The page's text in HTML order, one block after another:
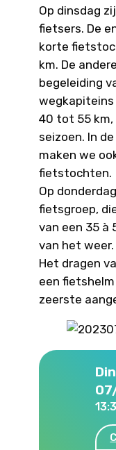
Op dinsdag
fietsers. De
korte
km. De
begeleiding
40 tot 55
seizoen. In
maken we
fietstochten.
Op
fietsgroep,
van een 35 à
van het weer.
Het dragen
een
zeerste